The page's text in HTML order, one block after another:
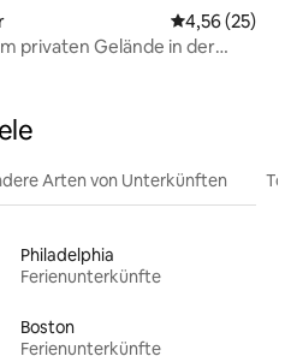
4,56 (25)
privaten Gelände in der
Arten von Unterkünften
Philadelphia
Ferienunterkünfte
Boston
Ferienunterkünfte